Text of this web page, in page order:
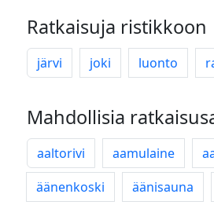
Ratkaisuja ristikkoon
järvi joki luonto
Mahdollisia
aaltorivi aamulaine
äänenkoski
äänisauna